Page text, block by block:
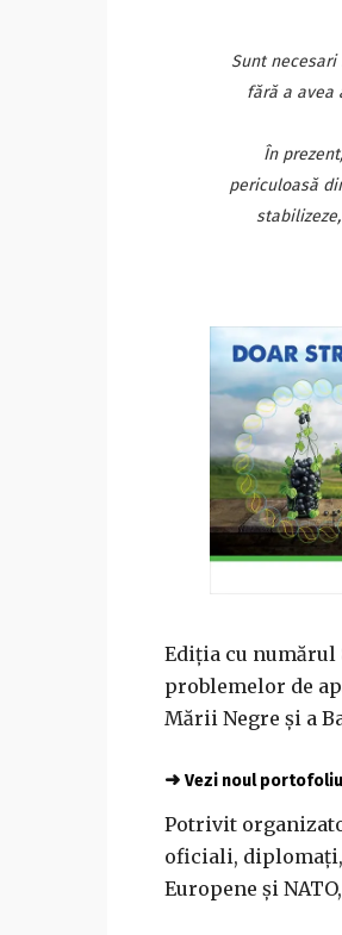
Sunt
fără a avea
În
periculoasă
Ediţia cu numărul
problemelor de
Mării Negre şi a
➜ Vezi noul
Potrivit
oficiali,
Europene şi